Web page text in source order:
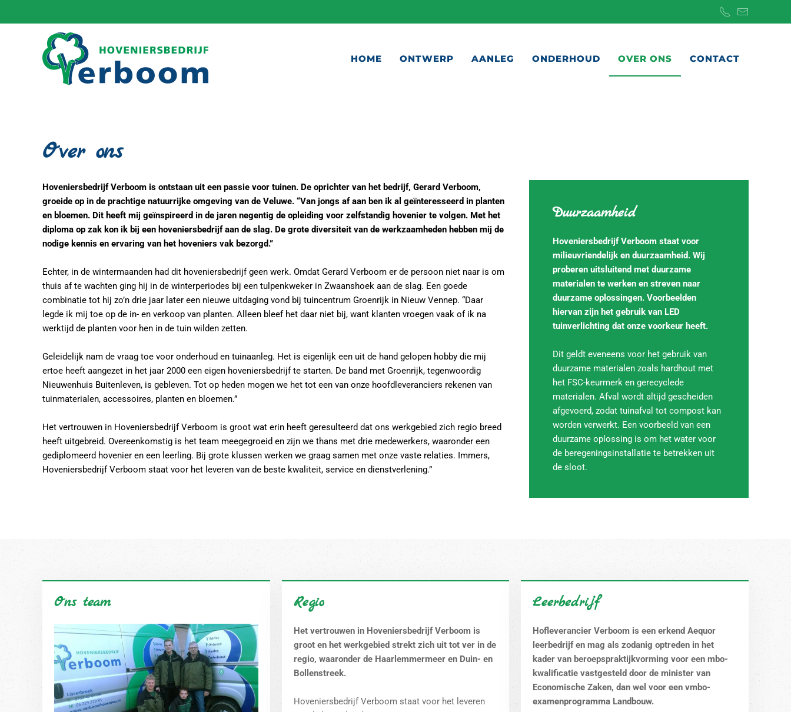
Terug naar hoofdinhoud
HOME ONTWERP AANLEG ONDERHOUD OVER ONS CONTACT
Over ons
Hoveniersbedrijf Verboom is ontstaan uit een passie voor tuinen. De oprichter van het bedrijf, Gerard Verboom,
groeide op in de prachtige natuurrijke omgeving van de Veluwe. “Van jongs af aan ben ik al geïnteresseerd in planten
en bloemen. Dit heeft mij geïnspireerd in de jaren negentig de opleiding voor zelfstandig hovenier te volgen. Met het
diploma op zak kon ik bij een hoveniersbedrijf aan de slag. De grote diversiteit van de werkzaamheden hebben mij de
nodige kennis en ervaring van het hoveniers vak bezorgd.”
Echter, in de wintermaanden had dit hoveniersbedrijf geen werk. Omdat Gerard Verboom er de persoon niet naar is om
thuis af te wachten ging hij in de winterperiodes bij een tulpenkweker in Zwaanshoek aan de slag. Een goede
combinatie tot hij zo’n drie jaar later een nieuwe uitdaging vond bij tuincentrum Groenrijk in Nieuw Vennep. “Daar
legde ik mij toe op de in- en verkoop van planten. Alleen bleef het daar niet bij, want klanten vroegen vaak of ik na
werktijd de planten voor hen in de tuin wilden zetten.
Geleidelijk nam de vraag toe voor onderhoud en tuinaanleg. Het is eigenlijk een uit de hand gelopen hobby die mij
ertoe heeft aangezet in het jaar 2000 een eigen hoveniersbedrijf te starten. De band met Groenrijk, tegenwoordig
Nieuwenhuis Buitenleven, is gebleven. Tot op heden mogen we het tot een van onze hoofdleveranciers rekenen van
tuinmaterialen, accessoires, planten en bloemen.”
Het vertrouwen in Hoveniersbedrijf Verboom is groot wat erin heeft geresulteerd dat ons werkgebied zich regio breed
heeft uitgebreid. Overeenkomstig is het team meegegroeid en zijn we thans met drie medewerkers, waaronder een
gediplomeerd hovenier en een leerling. Bij grote klussen werken we graag samen met onze vaste relaties. Immers,
Hoveniersbedrijf Verboom staat voor het leveren van de beste kwaliteit, service en dienstverlening.”
Duurzaamheid
Hoveniersbedrijf Verboom staat voor
milieuvriendelijk en duurzaamheid. Wij
proberen uitsluitend met duurzame
materialen te werken en streven naar
duurzame oplossingen. Voorbeelden
hiervan zijn het gebruik van LED
tuinverlichting dat onze voorkeur heeft.
Dit geldt eveneens voor het gebruik van
duurzame materialen zoals hardhout met
het FSC-keurmerk en gerecyclede
materialen. Afval wordt altijd gescheiden
afgevoerd, zodat tuinafval tot compost kan
worden verwerkt. Een voorbeeld van een
duurzame oplossing is om het water voor
de beregeningsinstallatie te betrekken uit
de sloot.
Ons team Regio
Het vertrouwen in Hoveniersbedrijf Verboom is
groot en het werkgebied strekt zich uit tot ver in de
regio, waaronder de Haarlemmermeer en Duin- en
Bollenstreek.
Hoveniersbedrijf Verboom staat voor het leveren
Leerbedrijf
Hofleverancier Verboom is een erkend Aequor
leerbedrijf en mag als zodanig optreden in het
kader van beroepspraktijkvorming voor een mbo-
kwalificatie vastgesteld door de minister van
Economische Zaken, dan wel voor een vmbo-
examenprogramma Landbouw.